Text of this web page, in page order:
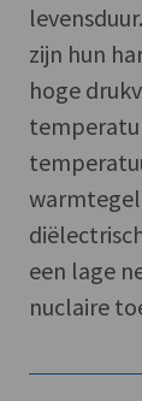
zijn hun
hoge
een lage
nuclaire